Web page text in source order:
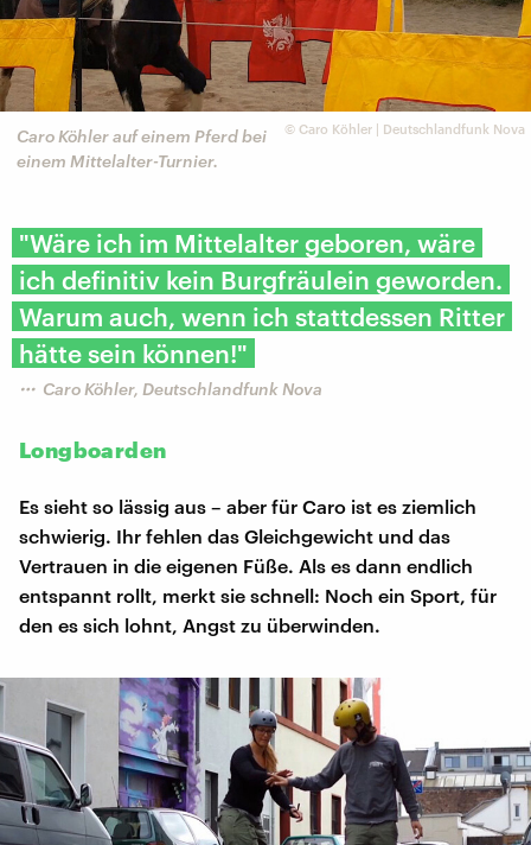
© Caro Köhler | Deutschlandfunk Nova
Caro Köhler auf einem Pferd bei
einem Mittelalter-Turnier.
"Wäre ich im Mittelalter geboren, wäre
ich definitiv kein Burgfräulein geworden.
Warum auch, wenn ich stattdessen Ritter
hätte sein können!"
Caro Köhler, Deutschlandfunk Nova
Longboarden
Es sieht so lässig aus – aber für Caro ist es ziemlich
schwierig. Ihr fehlen das Gleichgewicht und das
Vertrauen in die eigenen Füße. Als es dann endlich
entspannt rollt, merkt sie schnell: Noch ein Sport, für
den es sich lohnt, Angst zu überwinden.